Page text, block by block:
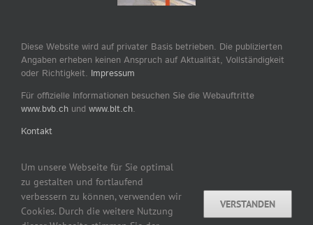
Diese Website wird auf privater Basis betrieben. Die publizierten
Angaben erheben keinen Anspruch auf Aktualität, Vollständigkeit
oder Richtigkeit. Impressum
Für offizielle Informationen besuchen Sie die Webauftritte
www.bvb.ch und www.blt.ch.
Kontakt
Copyright © 2007–2026 by tram-bus-basel.ch / Dominik
Madörin, CH-Ettingen www.tram-bus-basel.ch Alle Rechte
Um unsere Webseite für Sie optimal
zu gestalten und fortlaufend
verbessern zu können, verwenden wir
Cookies. Durch die weitere Nutzung
VERSTANDEN